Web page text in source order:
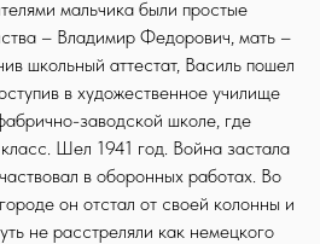
мальчика были простые
– Владимир Федорович, мать –
школьный аттестат, Василь пошел
в художественное училище
заводской школе, где
Шел 1941 год. Война застала
в оборонных работах. Во
он отстал от своей колонны и
не расстреляли как немецкого